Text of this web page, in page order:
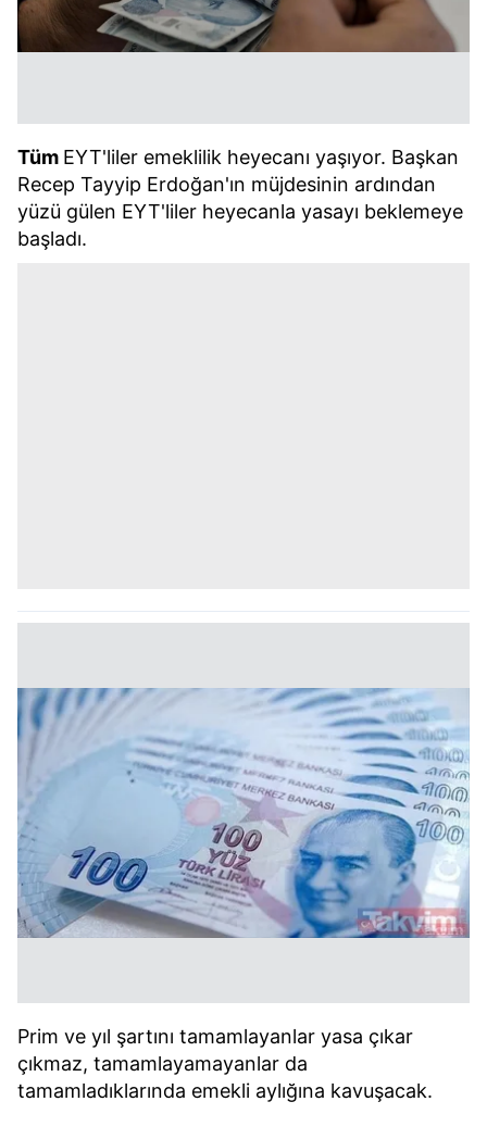
Tüm EYT'liler emeklilik heyecanı yaşıyor. Başkan
Recep Tayyip Erdoğan'ın müjdesinin ardından
yüzü gülen EYT'liler heyecanla yasayı beklemeye
başladı.
Prim ve yıl şartını tamamlayanlar yasa çıkar
çıkmaz, tamamlayamayanlar da
tamamladıklarında emekli aylığına kavuşacak.